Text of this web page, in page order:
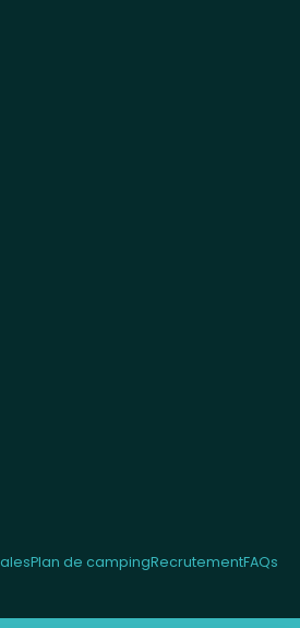
Plan de campingRecrutementFAQs